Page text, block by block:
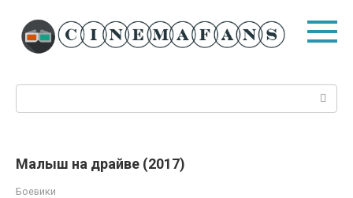
контенту
Малыш на драйве (2017)
Боевики